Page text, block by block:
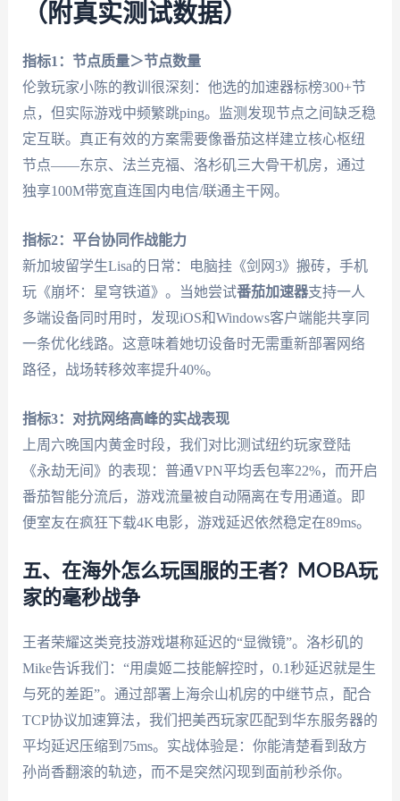
（附真实测试数据）
指标1：节点质量＞节点数量
伦敦玩家小陈的教训很深刻：他选的加速器标榜300+节
点，但实际游戏中频繁跳ping。监测发现节点之间缺乏稳
定互联。真正有效的方案需要像番茄这样建立核心枢纽
节点——东京、法兰克福、洛杉矶三大骨干机房，通过
独享100M带宽直连国内电信/联通主干网。
指标2：平台协同作战能力
新加坡留学生Lisa的日常：电脑挂《剑网3》搬砖，手机
玩《崩坏：星穹铁道》。当她尝试番茄加速器支持一人
多端设备同时用时，发现iOS和Windows客户端能共享同
一条优化线路。这意味着她切设备时无需重新部署网络
路径，战场转移效率提升40%。
指标3：对抗网络高峰的实战表现
上周六晚国内黄金时段，我们对比测试纽约玩家登陆
《永劫无间》的表现：普通VPN平均丢包率22%，而开启
番茄智能分流后，游戏流量被自动隔离在专用通道。即
便室友在疯狂下载4K电影，游戏延迟依然稳定在89ms。
五、在海外怎么玩国服的王者？MOBA玩
家的毫秒战争
王者荣耀这类竞技游戏堪称延迟的“显微镜”。洛杉矶的
Mike告诉我们：“用虞姬二技能解控时，0.1秒延迟就是生
与死的差距”。通过部署上海佘山机房的中继节点，配合
TCP协议加速算法，我们把美西玩家匹配到华东服务器的
平均延迟压缩到75ms。实战体验是：你能清楚看到敌方
孙尚香翻滚的轨迹，而不是突然闪现到面前秒杀你。